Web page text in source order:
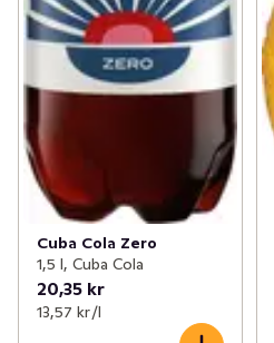
Cuba Cola Zero
1,5 l, Cuba Cola
20,35 kr
13,57 kr /l